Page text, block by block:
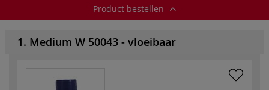
Product bestellen
1. Medium W 50043 - vloeibaar